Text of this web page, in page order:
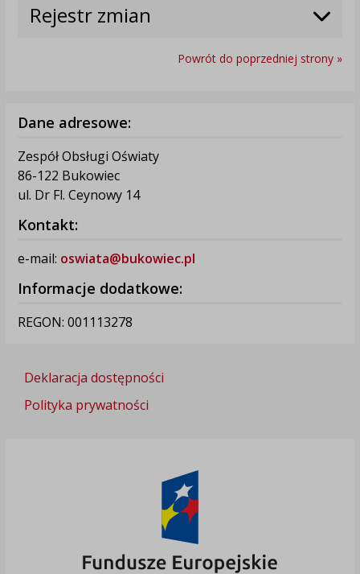
Rejestr zmian
Powrót do poprzedniej strony »
Dane adresowe:
Zespół Obsługi Oświaty
86-122 Bukowiec
ul. Dr Fl. Ceynowy 14
Kontakt:
e-mail: oswiata@bukowiec.pl
Informacje dodatkowe:
REGON: 001113278
Deklaracja dostępności
Polityka prywatności